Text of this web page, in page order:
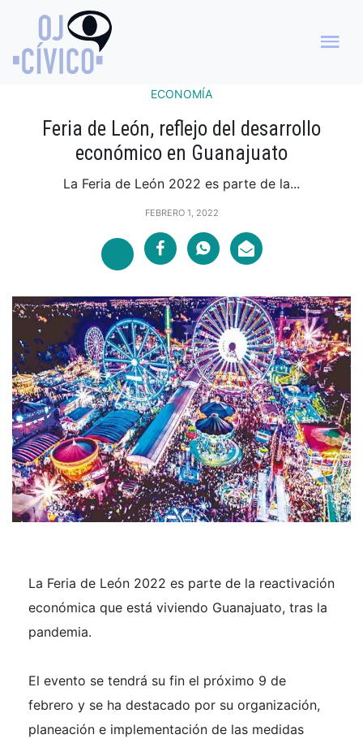
ECONOMÍA
Feria de León, reflejo del desarrollo
económico en Guanajuato
La Feria de León 2022 es parte de la...
FEBRERO 1, 2022
La Feria de León 2022 es parte de la reactivación
económica que está viviendo Guanajuato, tras la
pandemia.
El evento se tendrá su fin el próximo 9 de
febrero y se ha destacado por su organización,
planeación e implementación de las medidas